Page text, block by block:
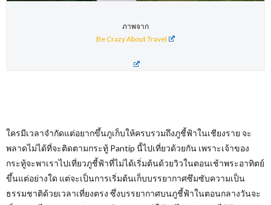
ภาพจาก
Be Crazy About Travel
ใครมีเวลาจำกัดแต่อยากขึ้นภูเก็บให้ครบรวมถึงภูชี้ฟ้าในเชียงราย จะ
พลาดไม่ได้ที่จะติดตามกระทู้ Pantip นี้ไปเที่ยวด้วยกัน เพราะเจ้าของ
กระทู้จะพาเราไปเที่ยวภูชี้ฟ้าที่ไม่ได้เริ่มต้นด้วยวิวในตอนเช้าพระอาทิตย์
ขึ้นแต่อย่างใด แต่จะเป็นการเริ่มต้นเก็บบรรยากาศซึมซับความเป็น
ธรรมชาติด้วยเวลาเที่ยงตรง ซึ่งบรรยากาศบนภูชี้ฟ้าในตอนกลางวันจะ